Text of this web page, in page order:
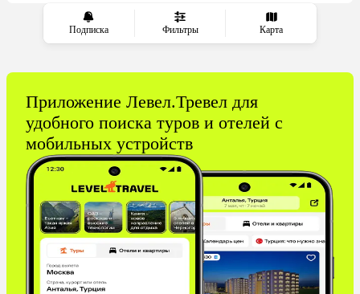
Подписка Фильтры Карта
Приложение Левел.Тревел для
удобного поиска туров и отелей с
мобильных устройств